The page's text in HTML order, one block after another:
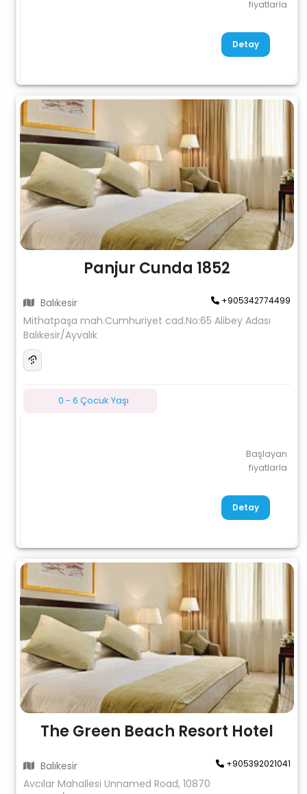
fiyatlarla
Detay
Panjur Cunda 1852
Balıkesir +905342774499
Mithatpaşa mah.Cumhuriyet cad.No:65 Alibey Adası
Balıkesir/Ayvalık
0 - 6 Çocuk Yaşı
Başlayan
fiyatlarla
Detay
The Green Beach Resort Hotel
Balıkesir +905392021041
Avcılar Mahallesi Unnamed Road, 10870